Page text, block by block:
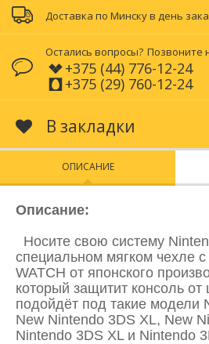
Доставка по Минску в день
Остались вопросы? Позвоните
+375 (44) 776-12-24
+375 (29) 760-12-24
В закладки
ОПИСАНИЕ
Описание:
Носите свою систему
специальном мягком чехле
WATCH от японского
который защитит консоль
подойдёт под такие модели
New Nintendo 3DS XL, New
Nintendo 3DS XL и Nintendo